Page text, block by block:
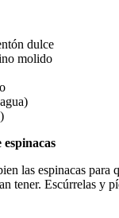
dulce
molido
las espinacas para
tener. Escúrrelas y